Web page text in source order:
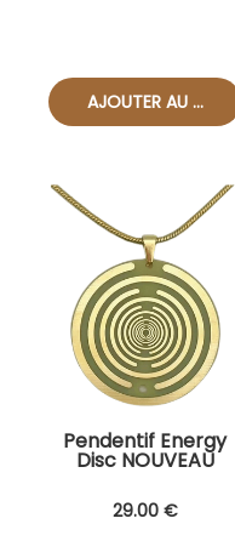
Pendentif Energy
Disc NOUVEAU
29.00 €